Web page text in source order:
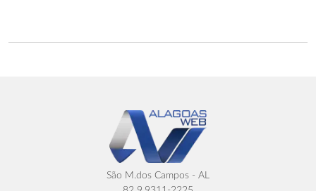
São M.dos Campos - AL